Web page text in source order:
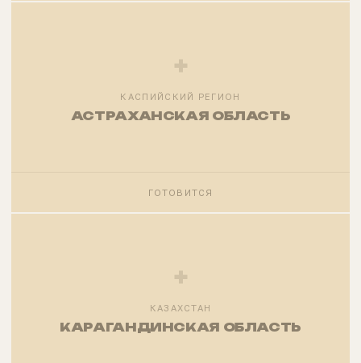
+
КАСПИЙСКИЙ РЕГИОН
АСТРАХАНСКАЯ ОБЛАСТЬ
ГОТОВИТСЯ
+
КАЗАХСТАН
КАРАГАНДИНСКАЯ ОБЛАСТЬ